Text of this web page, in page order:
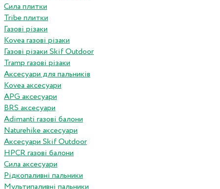
Сила плитки
Tribe плитки
Газові різаки
Kovea газові різаки
Газові різаки Skif Outdoor
Tramp газові різаки
Аксесуари для пальників
Kovea аксесуари
APG аксесуари
BRS аксесуари
Adimanti газові балони
Naturehike аксесуари
Аксесуари Skif Outdoor
HPCR газові балони
Сила аксесуари
Рідкопаливні пальники